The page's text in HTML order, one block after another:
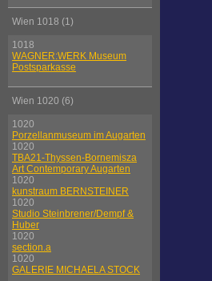
Wien 1018 (1)
1018
WAGNER:WERK Museum
Postsparkasse
Wien 1020 (6)
1020
Porzellanmuseum im Augarten
1020
TBA21-Thyssen-Bornemisza
Art Contemporary Augarten
1020
kunstraum BERNSTEINER
1020
Studio Steinbrener/Dempf &
Huber
1020
section.a
1020
GALERIE MICHAELA STOCK